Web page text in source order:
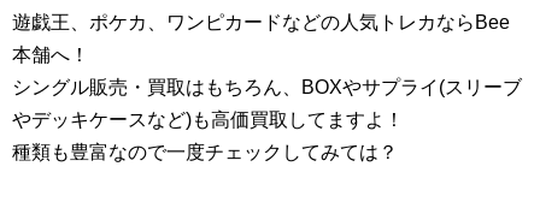
遊戯王、ポケカ、ワンピカードなどの人気トレカならBee
本舗へ！
シングル販売・買取はもちろん、BOXやサプライ(スリーブ
やデッキケースなど)も高価買取してますよ！
種類も豊富なので一度チェックしてみては？